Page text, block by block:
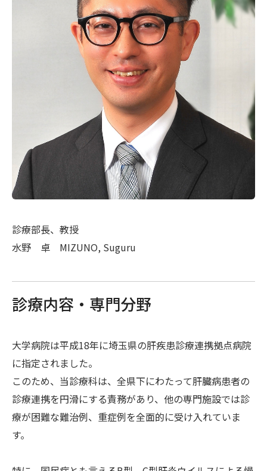
診療部長、教授
水野 卓 MIZUNO, Suguru
診療内容・専門分野
大学病院は平成18年に埼玉県の肝疾患診療連携拠点病院
に指定されました。
このため、当診療科は、全県下にわたって肝臓病患者の
診療連携を円滑にする責務があり、他の専門施設では診
療が困難な難治例、重症例を全面的に受け入れていま
す。
エコキャップ推進活動
特定行為に係る看護師の研修制度
医薬品・医療機器等の適応外使用に係る情報公開
３分でわかる埼玉医科大学病院
SAITAMA TIMES！
SAITAMA TIMES！
EVENTS
TOPICS
研修・採用・求人情報
求人情報
研修医募集
看護師募集
ボランティア募集